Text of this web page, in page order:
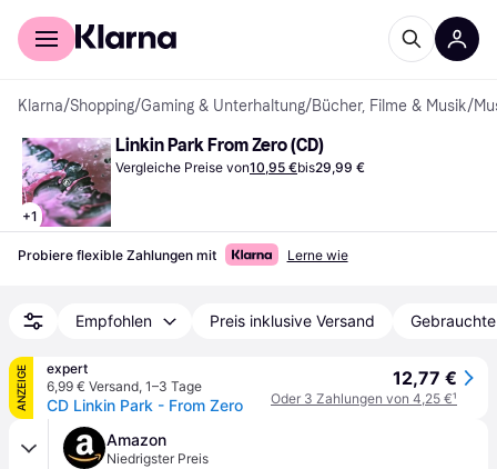
Für Shopper
Klarna/Shopping/Gaming & Unterhaltung/Bücher, Filme & Musik/
+1
Linkin Park From Zero (CD)
Vergleiche Preise von10,95 €bis29,99 €
Probiere flexible Zahlungen mit Lerne wie
Empfohlen Preis inklusive Versand
ANZEIGE
expert
6,99 € Versand, 1–3 Tage
CD Linkin Park - From Zero
12,77 €
Oder 3 Zahlungen von 4,25 €¹
Amazon
Niedrigster Preis